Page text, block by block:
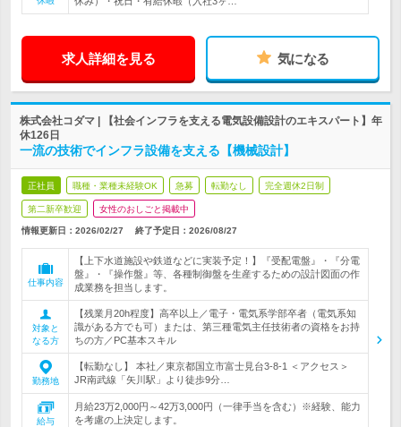
求人詳細を見る 気になる
株式会社コダマ | 【社会インフラを支える電気設備設計のエキスパート】年
休126日
一流の技術でインフラ設備を支える【機械設計】
正社員 職種・業種未経験OK 急募 転勤なし 完全週休2日制
第二新卒歓迎 女性のおしごと掲載中
情報更新日：2026/02/27 終了予定日： 2026/08/27
仕事内容
【上下水道施設や鉄道などに実装予定！】『受配電盤』・『分電
盤』・『操作盤』等、各種制御盤を生産するための設計図面の作
成業務を担当します。
対象と
なる方
【残業月20h程度】高卒以上／電子・電気系学部卒者（電気系知
識がある方でも可）または、第三種電気主任技術者の資格をお持
ちの方／PC基本スキル
勤務地
【転勤なし】 本社／東京都国立市富士見台3-8-1 ＜アクセス＞
JR南武線「矢川駅」より徒歩9分…
給与
月給23万2,000円～42万3,000円（一律手当を含む）※経験、能力
を考慮の上決定します。